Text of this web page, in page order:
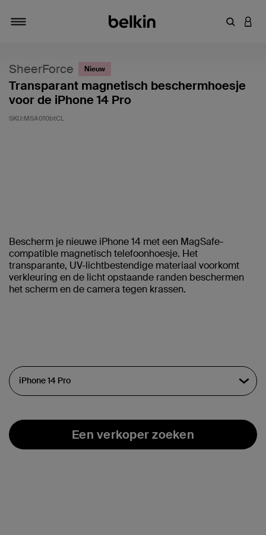
SheerForce Nieuw
Transparant magnetisch beschermhoesje
voor de iPhone 14 Pro
SKU:MSA010btCL
Bescherm je nieuwe iPhone 14 met een MagSafe-
compatible magnetisch telefoonhoesje. Het
transparante, UV-lichtbestendige materiaal voorkomt
verkleuring en de licht opstaande randen beschermen
het scherm en de camera tegen krassen.
Een verkoper zoeken